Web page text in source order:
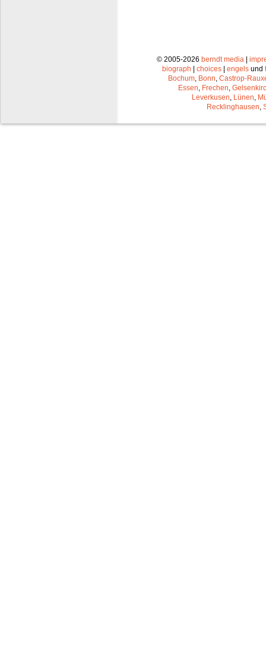
© 2005-2026 berndt media |
biograph | choices | engels und
Bochum Bonn Castrop-
Essen Frechen
Leverkusen Lünen
Recklinghausen